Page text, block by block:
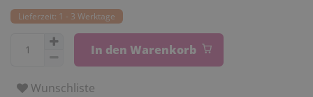
Lieferzeit: 1 - 3 Werktage
In den Warenkorb
Wunschliste